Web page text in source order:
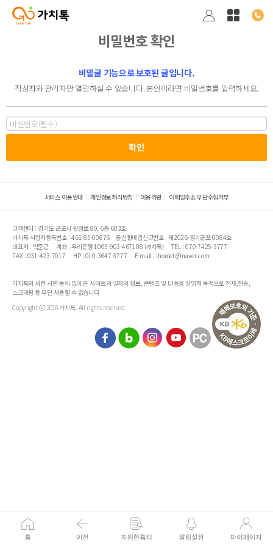
비밀번호 확인
비밀글 기능으로 보호된 글입니다.
작성자와 관리자만 열람하실 수 있습니다. 본인이라면 비밀번호를 입력하세요.
서비스 이용안내 개인정보처리방침 이용약관 이메일주소 무단수집거부
고객센터 : 경기도 군포시 광정로 80, 6층 603호
가치톡 사업자등록번호 : 461-85-00876
통신판매업신고번호 : 제2026-경기군포-0084호
대표자 : 박준근
계좌 : 우리은행 1005-903-467108 (가치톡)
TEL : 070-7425-3777
FAX : 031-423-7017
HP : 010-3647-3777 E-mail : ihomet@naver.com
가치톡의 사전 서면 동의 없이 본 사이트의 일체의 정보, 콘텐츠 및 UI등을 상업적 목적으로 전재,전송,
스크래핑 등 무단 사용할 수 없습니다
Copyright ⓒ 2018 가치톡. All rights reserved.